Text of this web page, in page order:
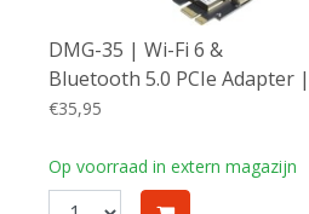
DMG-35 | Wi-Fi 6 &
Bluetooth 5.0 PCIe Adapter |
3000 Mbps | Dual-band (2,4
Chipset | PCIe x1
€35,95
Op voorraad in extern magazijn